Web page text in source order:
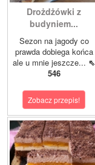
Drożdżówki z
budyniem...
Sezon na jagody co
prawda dobiega końca
ale u mnie jeszcze... ⇖
546
Zobacz przepis!